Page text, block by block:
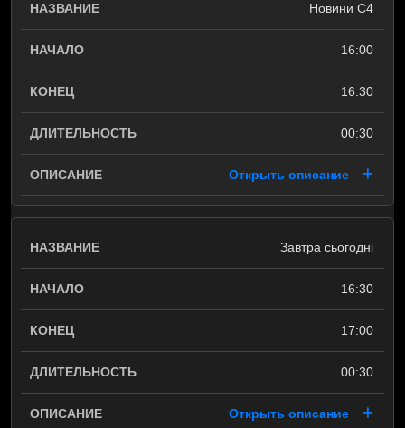
Новини С4
16:00
16:30
00:30
Открыть описание
Завтра сьогодні
16:30
17:00
00:30
Открыть описание